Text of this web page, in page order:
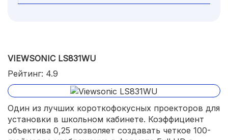
VIEWSONIC LS831WU
Рейтинг: 4.9
Один из лучших короткофокусных проекторов для
установки в школьном кабинете. Коэффициент
объектива 0,25 позволяет создавать четкое 100-